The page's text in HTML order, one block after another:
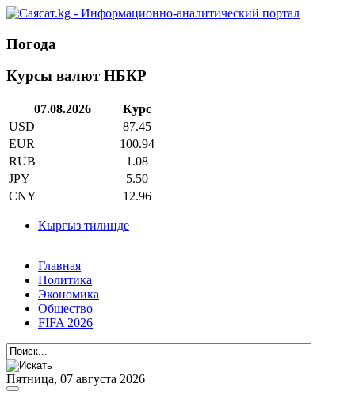
Погода
Курсы валют НБКР
07.08.2026
Курс
USD
87.45
EUR
100.94
RUB
1.08
JPY
5.50
CNY
12.96
Кыргыз тилинде
Главная
Политика
Экономика
Общество
FIFA 2026
Пятница, 07 августа 2026